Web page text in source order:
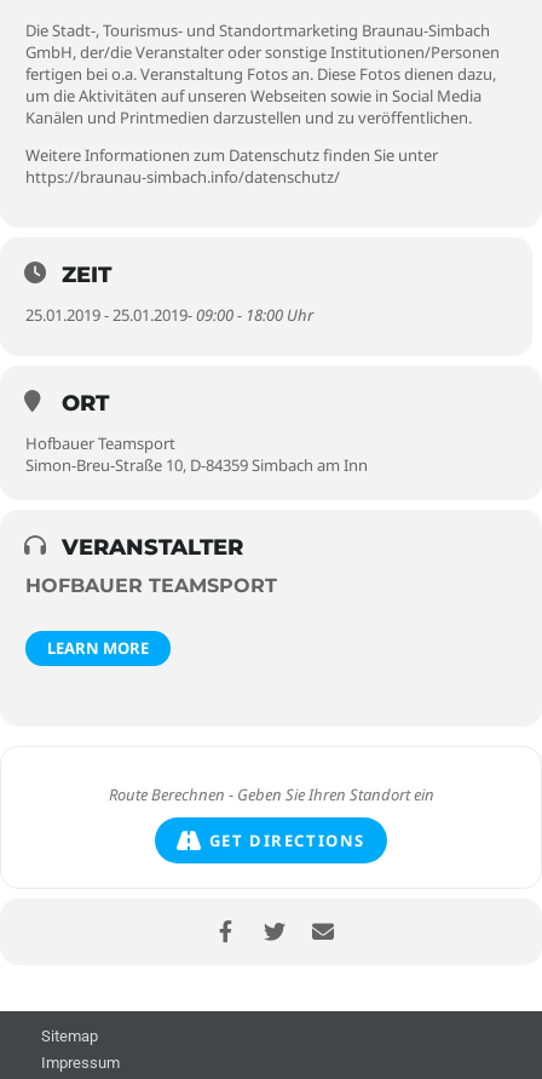
Die Stadt-, Tourismus- und Standortmarketing Braunau-Simbach
GmbH, der/die Veranstalter oder sonstige Institutionen/Personen
fertigen bei o.a. Veranstaltung Fotos an. Diese Fotos dienen dazu,
um die Aktivitäten auf unseren Webseiten sowie in Social Media
Kanälen und Printmedien darzustellen und zu veröffentlichen.
Weitere Informationen zum Datenschutz finden Sie unter
https://braunau-simbach.info/datenschutz/
ZEIT
25.01.2019 - 25.01.2019- 09:00 - 18:00 Uhr
ORT
Hofbauer Teamsport
Simon-Breu-Straße 10, D-84359 Simbach am Inn
VERANSTALTER
HOFBAUER TEAMSPORT
LEARN MORE
GET DIRECTIONS
Sitemap
Impressum